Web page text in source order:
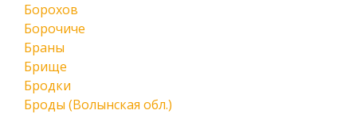
Борохов
Борочиче
Браны
Брище
Бродки
Броды (Волынская обл.)